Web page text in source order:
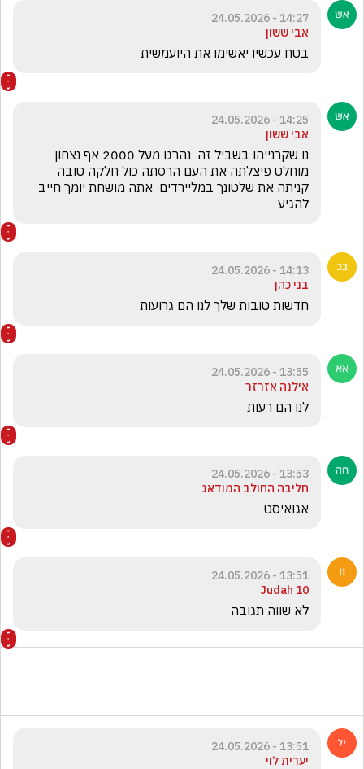
14:27 - 24.05.2026
אבי ששון
בטח עכשיו יאשימו את היועמשית
14:25 - 24.05.2026
אבי ששון
להגיע
14:13 - 24.05.2026
בני כהן
חדשות טובות שלך לנו הם גרועות
13:55 - 24.05.2026
אילנה אזרזר
לנו הם רעות
13:53 - 24.05.2026
חליבה החולב המודאג
אגואיסט
13:51 - 24.05.2026
Judah 10
‏לא שווה תגובה
13:51 - 24.05.2026
יערית לוי